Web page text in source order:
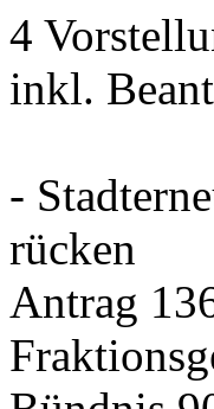
4
inkl.
-
rücken
Antrag